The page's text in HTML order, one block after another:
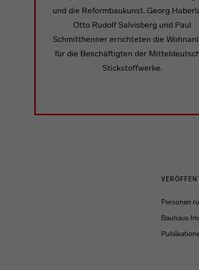
und die Reformbaukunst. Georg
Otto Rudolf Salvisberg und Paul
Schmitthenner errichteten die
für die Beschäftigten der
Stickstoffwerke.
Personen
Bauhaus